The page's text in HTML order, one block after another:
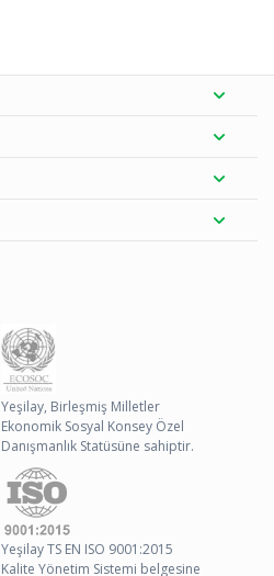
Yeşilay, Birleşmiş Milletler
Ekonomik Sosyal Konsey Özel
Danışmanlık Statüsüne sahiptir.
Yeşilay TS EN ISO 9001:2015
Kalite Yönetim Sistemi belgesine